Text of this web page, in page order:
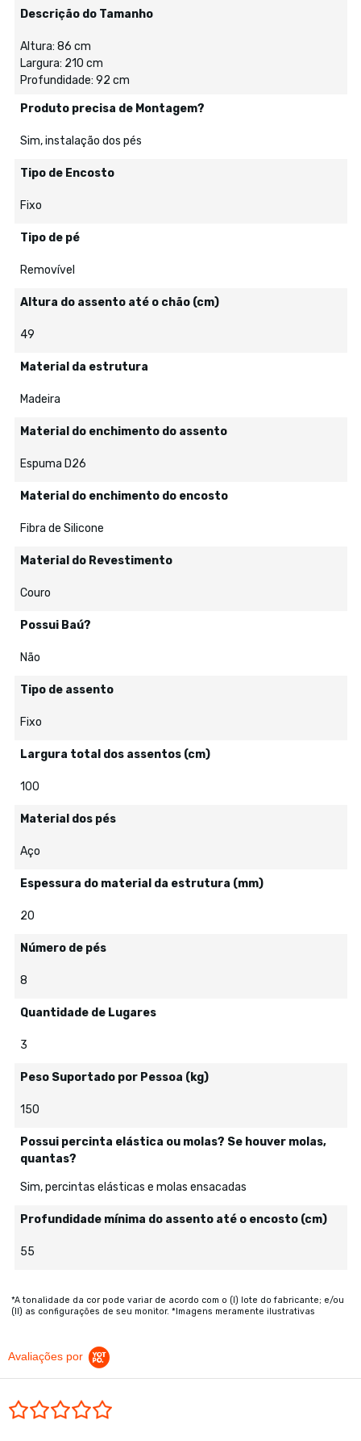
Descrição do Tamanho
Altura: 86 cm
Largura: 210 cm
Profundidade: 92 cm
Produto precisa de Montagem?
Sim, instalação dos pés
Tipo de Encosto
Fixo
Tipo de pé
Removível
Altura do assento até o chão (cm)
49
Material da estrutura
Madeira
Material do enchimento do assento
Espuma D26
Material do enchimento do encosto
Fibra de Silicone
Material do Revestimento
Couro
Possui Baú?
Não
Tipo de assento
Fixo
Largura total dos assentos (cm)
100
Material dos pés
Aço
Espessura do material da estrutura (mm)
20
Número de pés
8
Quantidade de Lugares
3
Peso Suportado por Pessoa (kg)
150
Possui percinta elástica ou molas? Se houver molas,
quantas?
Sim, percintas elásticas e molas ensacadas
Profundidade mínima do assento até o encosto (cm)
55
*A tonalidade da cor pode variar de acordo com o (I) lote do fabricante; e/ou
(II) as configurações de seu monitor. *Imagens meramente ilustrativas
Avaliações por